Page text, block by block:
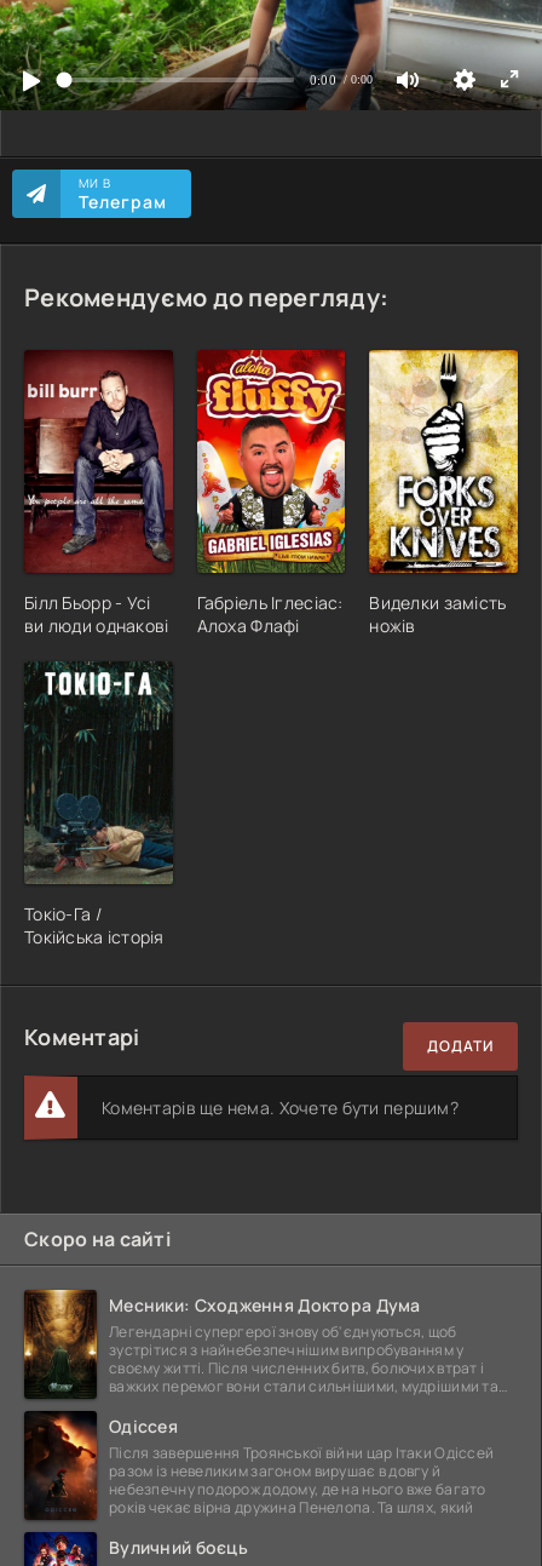
МИ В
Телеграм
Рекомендуємо до перегляду:
Білл Бьорр - Усі
ви люди однакові
Габріель Іглесіас:
Алоха Флафі
Виделки замість
ножів
Токіо-Га /
Токійська історія
Коментарі ДОДАТИ
Коментарів ще нема. Хочете бути першим?
Скоро на сайті
Месники: Сходження Доктора Дума
Легендарні супергерої знову об'єднуються, щоб
зустрітися з найнебезпечнішим випробуванням у
своєму житті. Після численних битв, болючих втрат і
важких перемог вони стали сильнішими, мудрішими та
Одіссея
Після завершення Троянської війни цар Ітаки Одіссей
разом із невеликим загоном вирушає в довгу й
небезпечну подорож додому, де на нього вже багато
років чекає вірна дружина Пенелопа. Та шлях, який
Вуличний боєць